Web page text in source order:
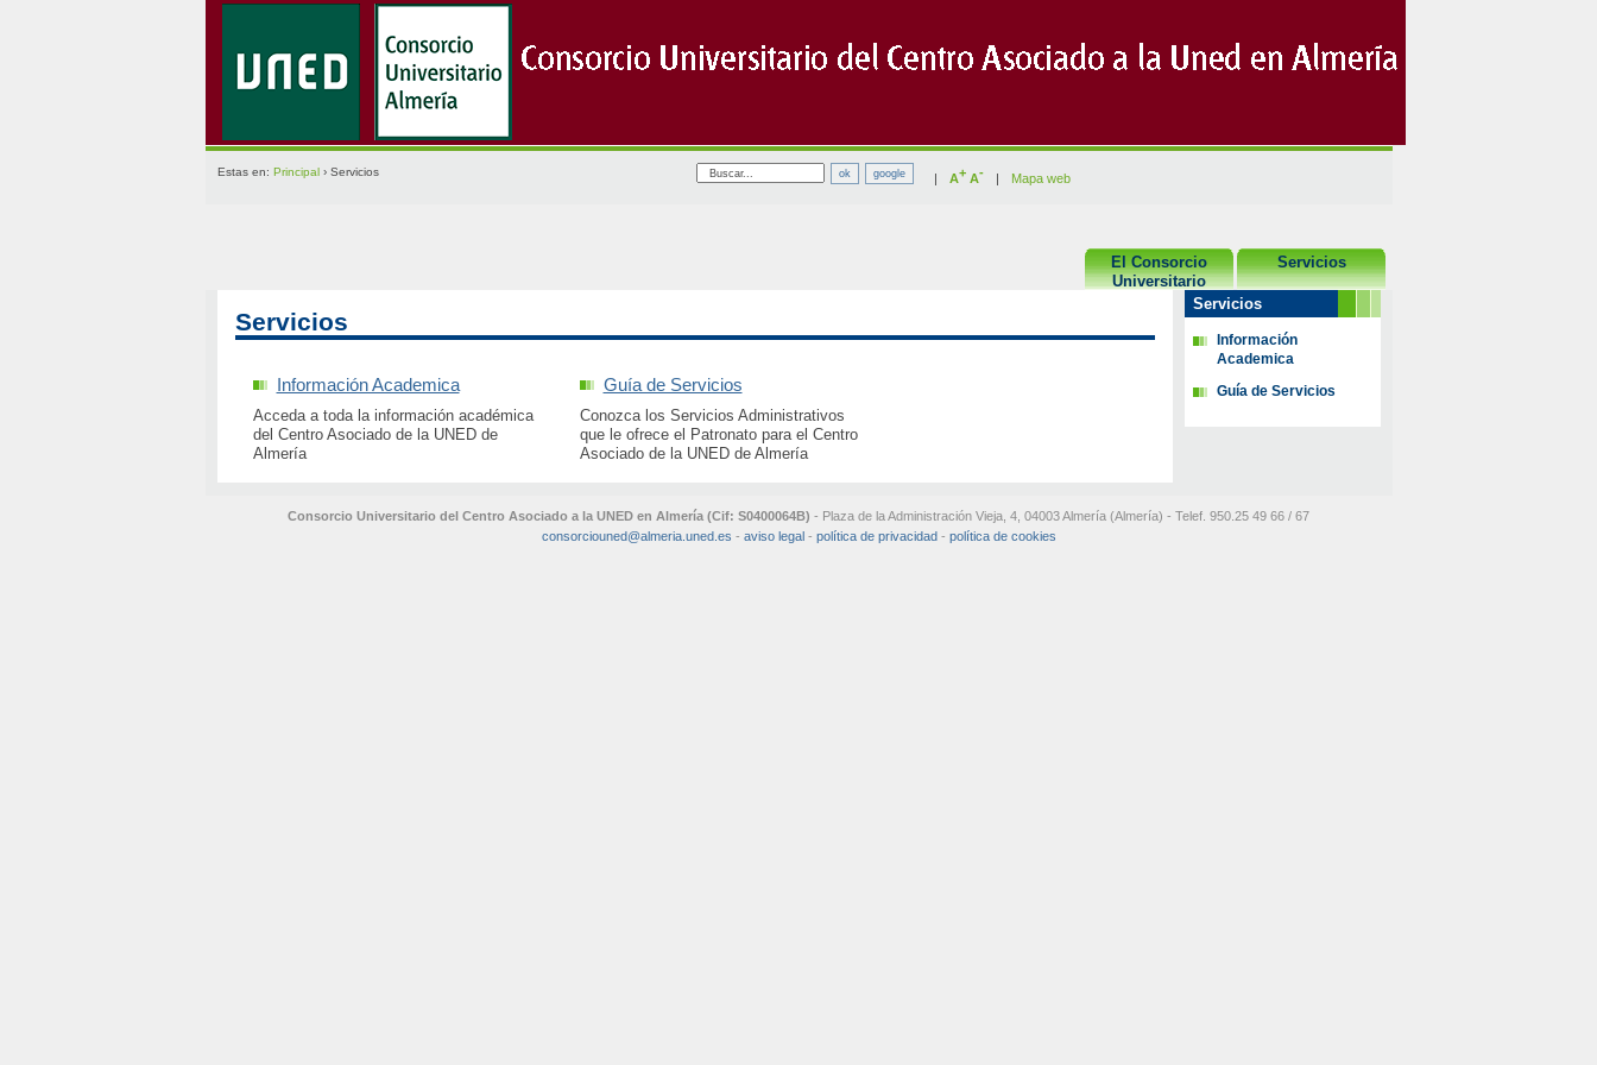
El Consorcio
Universitario
Servicios
Estas en: Principal› Servicios | A+ A- | Mapa web
Servicios
Información
Academica
Guía de Servicios
Servicios
Información Academica
Acceda a toda la información académica
del Centro Asociado de la UNED de
Almería
Guía de Servicios
Conozca los Servicios Administrativos
que le ofrece el Patronato para el Centro
Asociado de la UNED de Almería
Consorcio Universitario del Centro Asociado a la UNED en Almería (Cif: S0400064B) - Plaza de la Administración Vieja, 4, 04003 Almería (Almería) - Telef. 950.25 49 66 / 67
consorciouned@almeria.uned.es - aviso legal- política de privacidad- política de cookies